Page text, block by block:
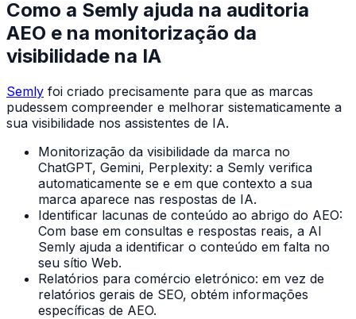
Como a Semly ajuda na auditoria
AEO e na monitorização da
visibilidade na IA
Semly foi criado precisamente para que as marcas
pudessem compreender e melhorar sistematicamente a
sua visibilidade nos assistentes de IA.
Monitorização da visibilidade da marca no
ChatGPT, Gemini, Perplexity: a Semly verifica
automaticamente se e em que contexto a sua
marca aparece nas respostas de IA.
Identificar lacunas de conteúdo ao abrigo do AEO:
Com base em consultas e respostas reais, a AI
Semly ajuda a identificar o conteúdo em falta no
seu sítio Web.
Relatórios para comércio eletrónico: em vez de
relatórios gerais de SEO, obtém informações
específicas de AEO.